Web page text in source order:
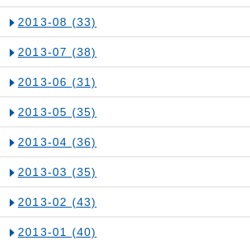
2013-08 (33)
2013-07 (38)
2013-06 (31)
2013-05 (35)
2013-04 (36)
2013-03 (35)
2013-02 (43)
2013-01 (40)